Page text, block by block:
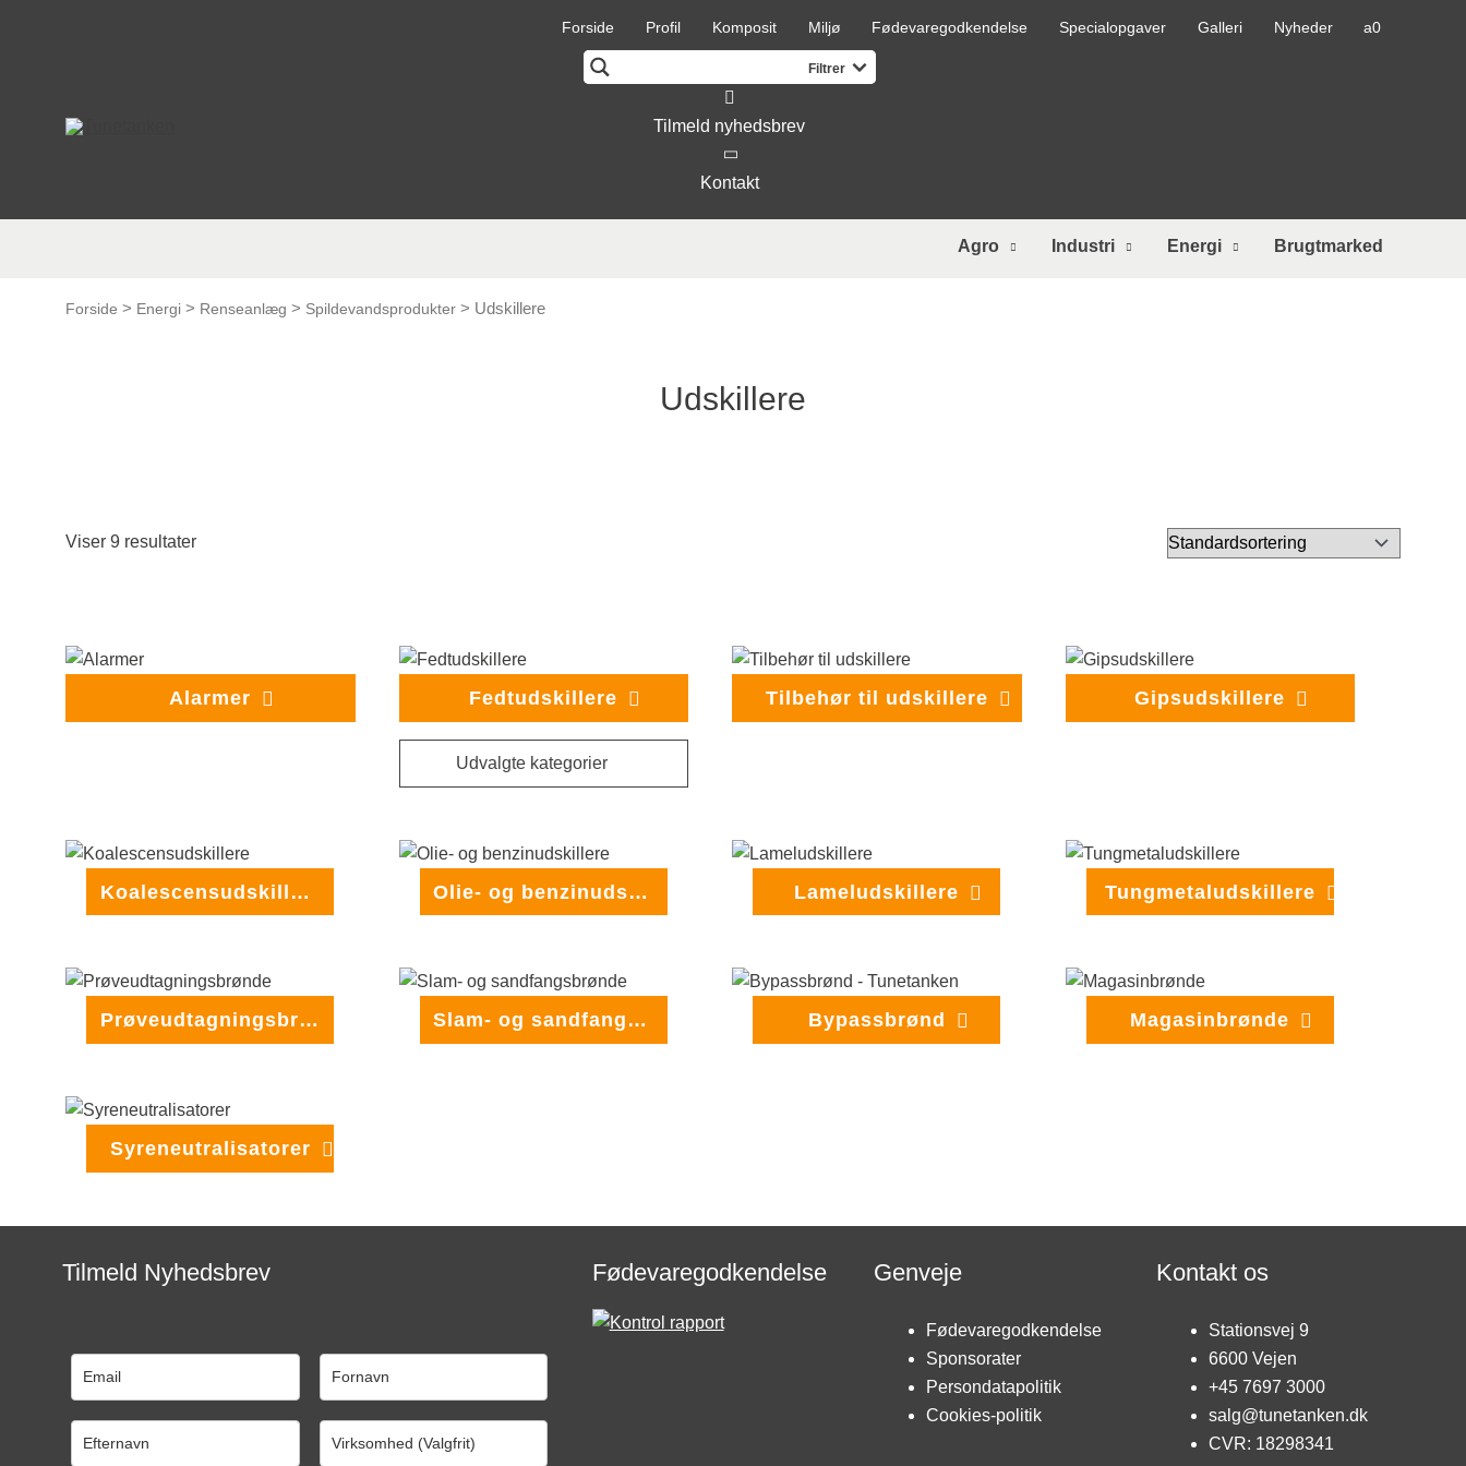
Forside Profil Komposit Miljø Fødevaregodkendelse Specialopgaver Galleri Nyheder
Tilmeld nyhedsbrev
Kontakt
Agro Industri Energi Brugtmarked
Forside > Energi > Renseanlæg > Spildevandsprodukter > Udskillere
Udskillere
Viser 9 resultater
Alarmer Fedtudskillere Tilbehør til udskillere Gipsudskillere
Koalescensudskillere Olie- og benzinudskillere Lameludskillere Tungmetaludskillere
Prøveudtagningsbrønde Slam- og sandfangsbrønde Bypassbrønd Magasinbrønde
Syreneutralisatorer
Tilmeld Nyhedsbrev Fødevaregodkendelse Genveje
Fødevaregodkendelse
Sponsorater
Persondatapolitik
Cookies-politik
Kontakt os
Stationsvej 9
6600 Vejen
+45 7697 3000
salg@tunetanken.dk
CVR: 18298341